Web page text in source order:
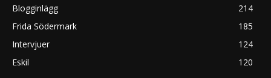
Blogginlägg
214
Frida Södermark
185
Intervjuer
124
Eskil
120